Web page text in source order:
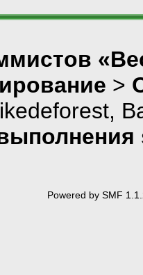
>
,
Powered by SMF